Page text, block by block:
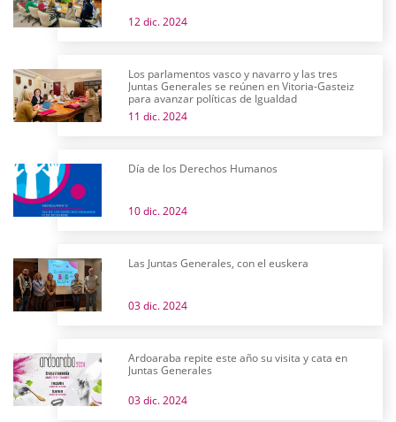
12 dic. 2024
Los parlamentos vasco y navarro y las tres
Juntas Generales se reúnen en Vitoria-Gasteiz
para avanzar políticas de Igualdad
11 dic. 2024
Día de los Derechos Humanos
10 dic. 2024
Las Juntas Generales, con el euskera
03 dic. 2024
Ardoaraba repite este año su visita y cata en
Juntas Generales
03 dic. 2024